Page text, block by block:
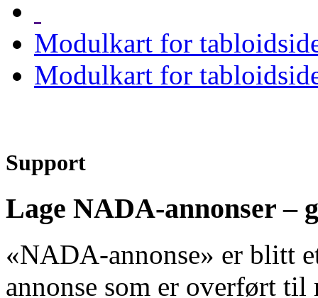
Modulkart for
Modulkart for
Support
Lage NADA-annonser –
«NADA-annonse» er blitt
annonse som er overført